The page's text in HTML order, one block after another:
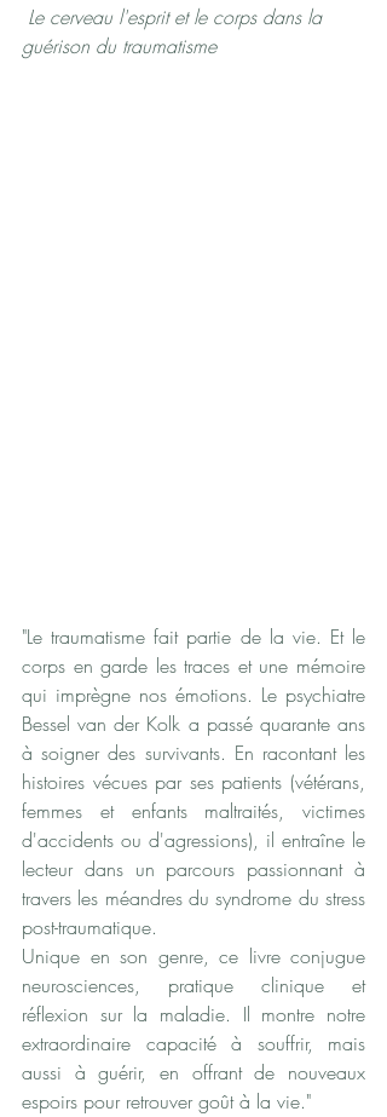
guérison du traumatisme
"Le traumatisme fait partie de la vie. Et le
corps en garde les traces et une mémoire
qui imprègne nos émotions. Le psychiatre
Bessel van der Kolk a passé quarante ans
à soigner des survivants. En racontant les
histoires vécues par ses patients (vétérans,
femmes et enfants maltraités, victimes
d'accidents ou d'agressions), il entraîne le
lecteur dans un parcours passionnant à
travers les méandres du syndrome du stress
post-traumatique.
Unique en son genre, ce livre conjugue
neurosciences, pratique clinique et
réflexion sur la maladie. Il montre notre
extraordinaire capacité à souffrir, mais
aussi à guérir, en offrant de nouveaux
espoirs pour retrouver goût à la vie."